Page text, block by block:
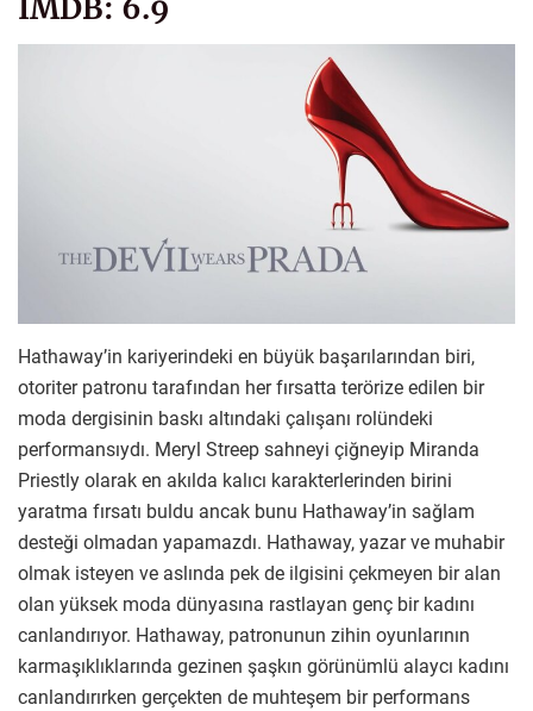
IMDB: 6.9
Hathaway’in kariyerindeki en büyük başarılarından biri,
otoriter patronu tarafından her fırsatta terörize edilen bir
moda dergisinin baskı altındaki çalışanı rolündeki
performansıydı. Meryl Streep sahneyi çiğneyip Miranda
Priestly olarak en akılda kalıcı karakterlerinden birini
yaratma fırsatı buldu ancak bunu Hathaway’in sağlam
desteği olmadan yapamazdı. Hathaway, yazar ve muhabir
olmak isteyen ve aslında pek de ilgisini çekmeyen bir alan
olan yüksek moda dünyasına rastlayan genç bir kadını
canlandırıyor. Hathaway, patronunun zihin oyunlarının
karmaşıklıklarında gezinen şaşkın görünümlü alaycı kadını
canlandırırken gerçekten de muhteşem bir performans